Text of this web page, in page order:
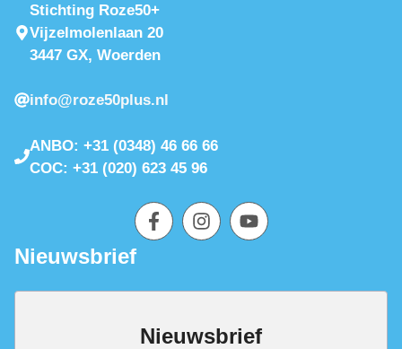
Stichting Roze50+
Vijzelmolenlaan 20
3447 GX, Woerden
info@roze50plus.nl
ANBO: +31 (0348) 46 66 66
COC: +31 (020) 623 45 96
Nieuwsbrief
Nieuwsbrief